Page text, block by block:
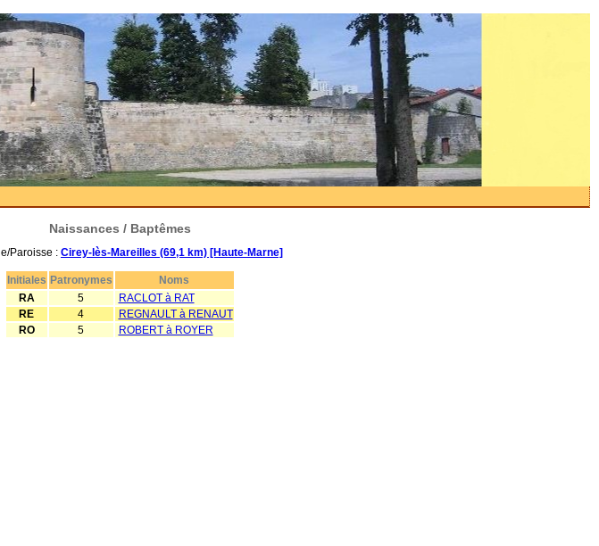
Naissances / Baptêmes
Paroisse : Cirey-lès-Mareilles (69,1 km) [Haute-Marne]
Initiales Patronymes
Noms
RA
5
RACLOT à RAT
RE
4
REGNAULT à RENAUT
RO
5 ROBERT à ROYER